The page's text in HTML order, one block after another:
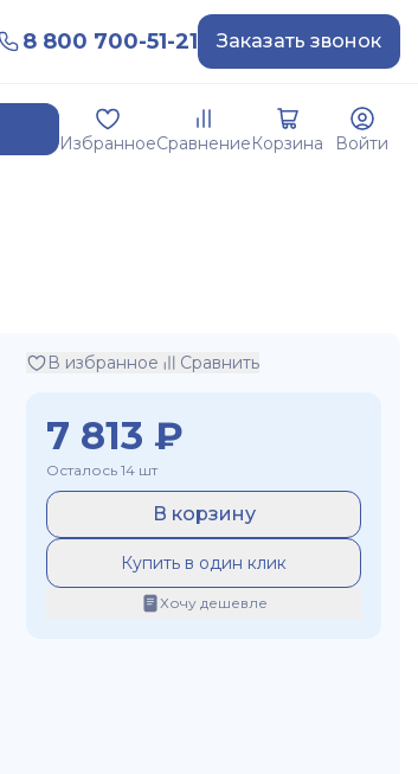
8 800 700-51-21 Заказать звонок
ИзбранноеСравнение Корзина Войти
В избранное Сравнить
7 813 ₽
Осталось 14 шт
В корзину
Купить в один клик
Хочу дешевле